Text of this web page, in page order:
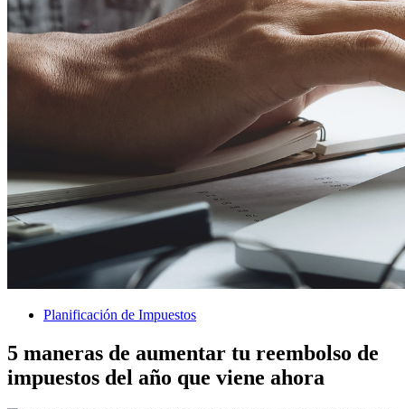
Planificación de Impuestos
5 maneras de aumentar tu reembolso de
impuestos del año que viene ahora